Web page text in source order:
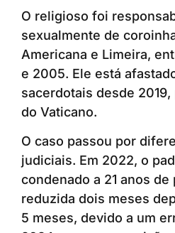
O religioso foi
sexualmente de
Americana e Limeira,
e 2005. Ele está
sacerdotais desde
do Vaticano.
O caso passou por
judiciais. Em 2022, o
condenado a 21 anos de
reduzida dois meses
5 meses, devido a um